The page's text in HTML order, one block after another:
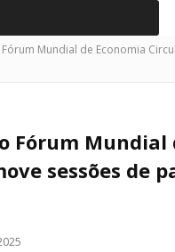
Mundial de Economia
Fórum Mundial
sessões de